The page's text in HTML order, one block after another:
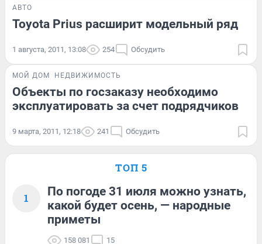
АВТО
Toyota Prius расширит модельный ряд
1 августа, 2011, 13:08 254 Обсудить
МОЙ ДОМ НЕДВИЖИМОСТЬ
Объекты по госзаказу необходимо
эксплуатировать за счет подрядчиков
9 марта, 2011, 12:18 241 Обсудить
ТОП 5
1
По погоде 31 июля можно узнать,
какой будет осень, — народные
приметы
158 081 15